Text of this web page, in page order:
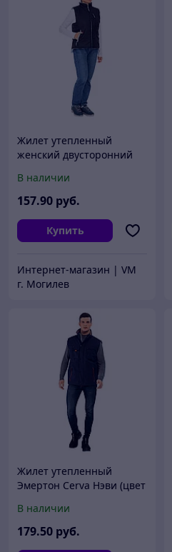
Жилет утепленный
женский двусторонний
(цвет синий)
В наличии
157.90 руб.
Купить
Интернет-магазин | VM
г. Могилев
Жилет утепленный
Эмертон Cerva Нэви (цвет
В наличии
179.50 руб.